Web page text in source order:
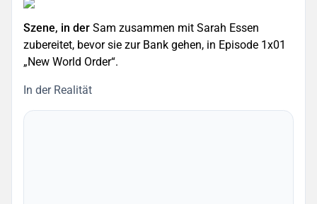
Szene, in der Sam zusammen mit Sarah Essen
zubereitet, bevor sie zur Bank gehen, in Episode 1x01
„New World Order“.
In der Realität